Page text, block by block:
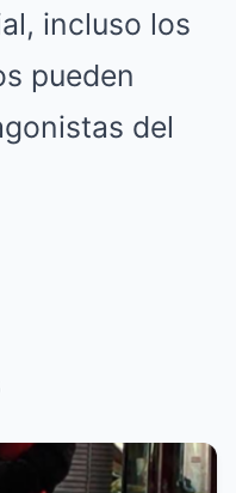
incluso los
pueden
del